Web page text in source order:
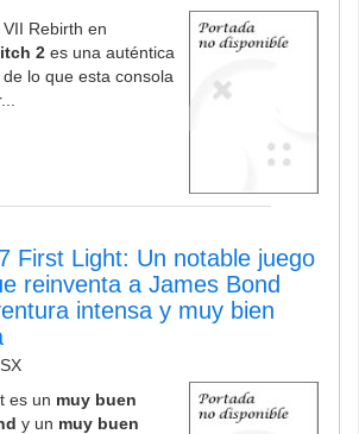
Rebirth en
2 es una auténtica
lo que esta consola
First Light: Un notable juego
reinventa a James Bond
intensa y muy bien
es un muy buen
y un muy buen